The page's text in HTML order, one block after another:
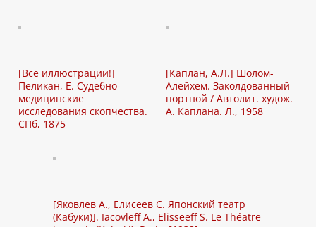
[Все иллюстрации!]
Пеликан, Е. Судебно-
медицинские
исследования скопчества.
СПб, 1875
[Каплан, А.Л.] Шолом-
Алейхем. Заколдованный
портной / Автолит. худож.
А. Каплана. Л., 1958
[Яковлев А., Елисеев С. Японский театр
(Кабуки)]. Iacovleff A., Elisseeff S. Le Théatre